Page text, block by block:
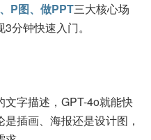
P图、做PPT三大核心场
分钟快速入门。
文字描述，GPT-4o就能快
插画、海报还是设计图，